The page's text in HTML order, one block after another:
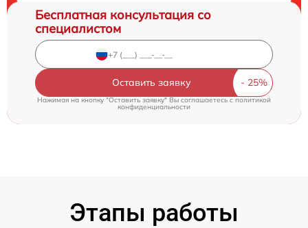
Бесплатная консультация со
специалистом
Оставить заявку
Нажимая на кнопку "Оставить заявку" Вы соглашаетесь cполитикой
конфиденциальности
Этапы работы